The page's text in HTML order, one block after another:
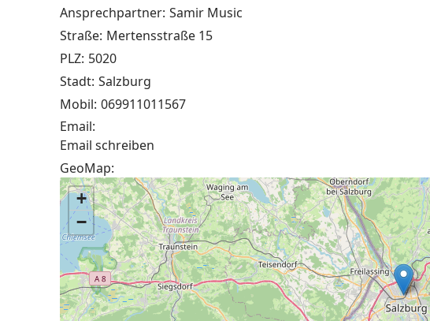
Ansprechpartner: Samir Music
Straße: Mertensstraße 15
PLZ: 5020
Stadt: Salzburg
Mobil: 069911011567
Email:
Email schreiben
GeoMap:
+
−